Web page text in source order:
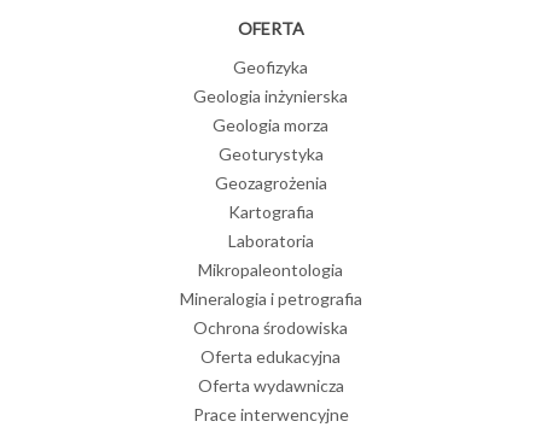
OFERTA
Geofizyka
Geologia inżynierska
Geologia morza
Geoturystyka
Geozagrożenia
Kartografia
Laboratoria
Mikropaleontologia
Mineralogia i petrografia
Ochrona środowiska
Oferta edukacyjna
Oferta wydawnicza
Prace interwencyjne